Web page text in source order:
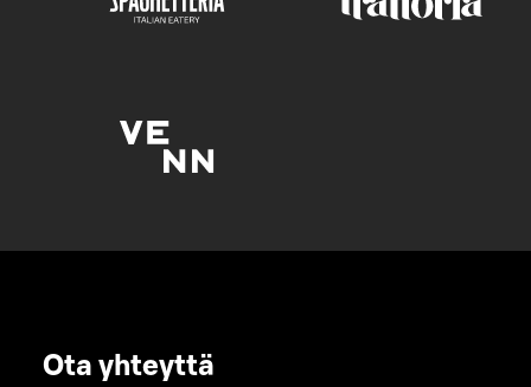
Ota yhteyttä